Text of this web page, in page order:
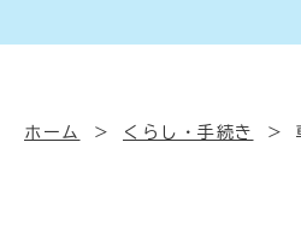
ホーム くらし・手続き